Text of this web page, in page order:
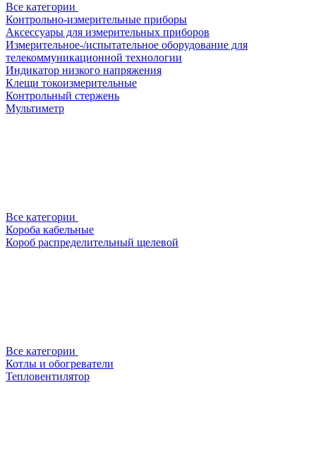
Все категории
Контрольно-измерительные приборы
Аксессуары для измерительных приборов
Измерительное-/испытательное оборудование для
телекоммуникационной технологии
Индикатор низкого напряжения
Клещи токоизмерительные
Контрольный стержень
Мультиметр
Все категории
Короба кабельные
Короб распределительный щелевой
Все категории
Котлы и обогреватели
Тепловентилятор